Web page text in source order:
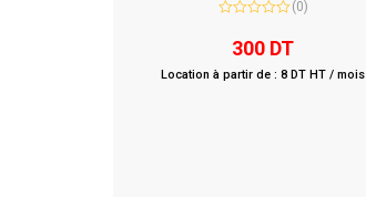
out
5
(0)
300 DT
Location à partir de : 8 DT HT / mois